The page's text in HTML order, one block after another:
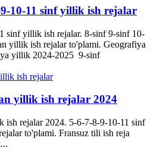
10-11 sinf yillik ish rejalar
sinf yillik ish rejalar. 8-sinf 9-sinf 10-
yillik ish rejalar to'plami. Geografiya
yillik 2024-2025 9-sinf
yillik ish rejalar 2024
ish rejalar 2024. 5-6-7-8-9-10-11 sinf
to'plami. Fransuz tili ish reja